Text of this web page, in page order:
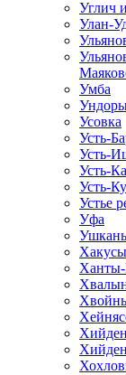
Углич
Улан-
Умба
Усовка
Усть-
Усть-
Усть-
Усть-
Устье
Уфа
Хакусы